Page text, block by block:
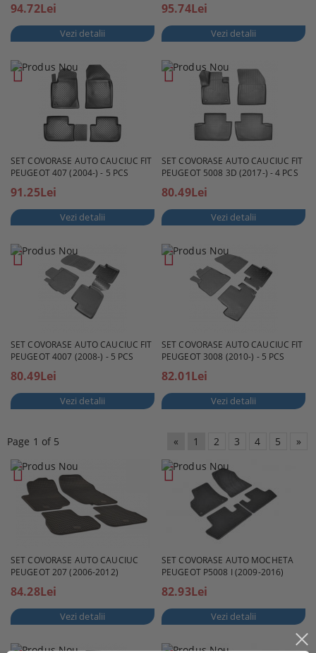
94.72Lei
Vezi detalii
95.74Lei
Vezi detalii
SET COVORASE AUTO CAUCIUC FIT
PEUGEOT 407 (2004-) - 5 PCS
91.25Lei
Vezi detalii
SET COVORASE AUTO CAUCIUC FIT
PEUGEOT 5008 3D (2017-) - 4 PCS
80.49Lei
Vezi detalii
SET COVORASE AUTO CAUCIUC FIT
PEUGEOT 4007 (2008-) - 5 PCS
80.49Lei
Vezi detalii
SET COVORASE AUTO CAUCIUC FIT
PEUGEOT 3008 (2010-) - 5 PCS
82.01Lei
Vezi detalii
Page 1 of 5 « 1 2 3 4 5 »
SET COVORASE AUTO CAUCIUC
PEUGEOT 207 (2006-2012)
84.28Lei
Vezi detalii
SET COVORASE AUTO MOCHETA
PEUGEOT P5008 I (2009-2016)
82.93Lei
Vezi detalii